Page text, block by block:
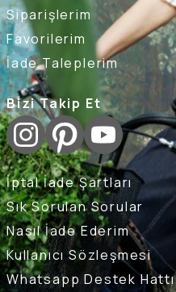
Siparişlerim
Favorilerim
İade Taleplerim
Bizi Takip Et
İptal İade Şartları
Sık Sorulan Sorular
Nasıl İade Ederim
Kullanıcı Sözleşmesi
Whatsapp Destek Hattı